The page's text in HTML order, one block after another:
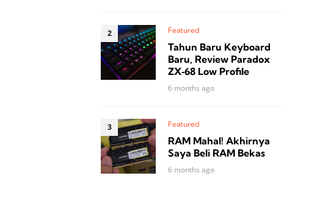
Featured
Tahun Baru Keyboard
Baru, Review Paradox
ZX‑68 Low Profile
6 months ago
Featured
RAM Mahal! Akhirnya
Saya Beli RAM Bekas
6 months ago